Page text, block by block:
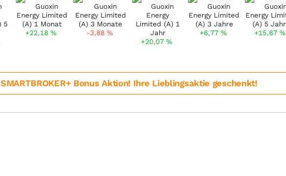
+22,18% -3,88 %
+20,07%
+6,77 % +15,67%
SMARTBROKER+ Bonus Aktion! Ihre Lieblingsaktie geschenkt!